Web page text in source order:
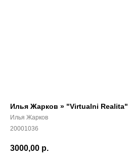
Илья Жарков » "Virtualni Realita"
Илья Жарков
20001036
3000,00 р.